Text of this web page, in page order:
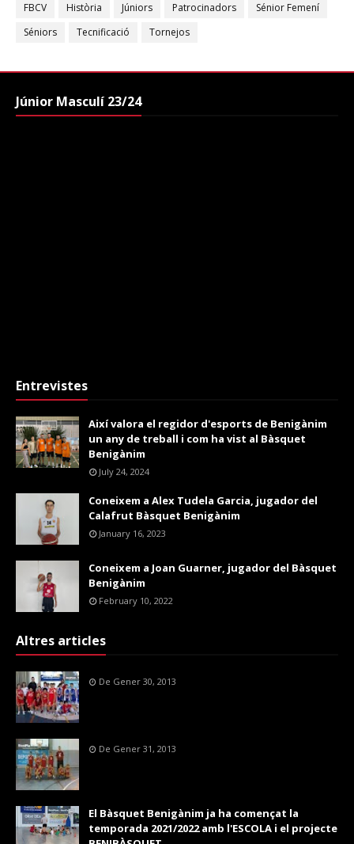
FBCV
Història Júniors Patrocinadors
Sénior Femení
Séniors
Tecnificació Tornejos
Júnior Masculí 23/24
Entrevistes
Així valora el regidor d'esports de Benigànim
un any de treball i com ha vist al Bàsquet
Benigànim
July 24, 2024
Coneixem a Alex Tudela Garcia, jugador del
Calafrut Bàsquet Benigànim
January 16, 2023
Coneixem a Joan Guarner, jugador del Bàsquet
Benigànim
February 10, 2022
Altres articles
De Gener 30, 2013
De Gener 31, 2013
El Bàsquet Benigànim ja ha començat la
temporada 2021/2022 amb l'ESCOLA i el projecte